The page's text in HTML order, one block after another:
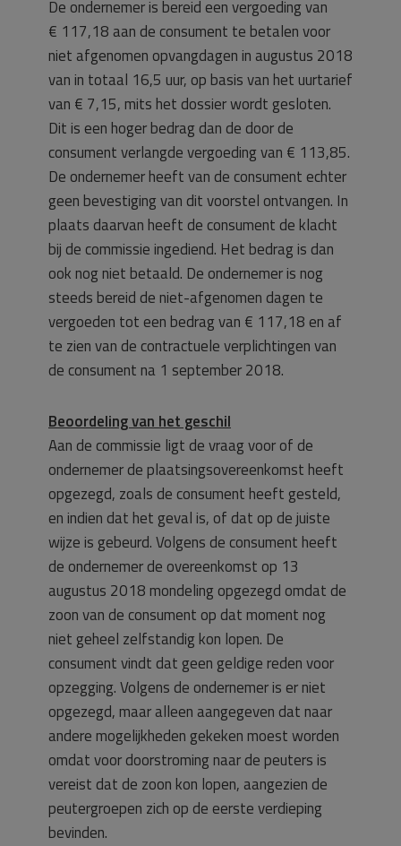
De ondernemer is bereid een vergoeding van
€ 117,18 aan de consument te betalen voor
niet afgenomen opvangdagen in augustus 2018
van in totaal 16,5 uur, op basis van het uurtarief
van € 7,15, mits het dossier wordt gesloten.
Dit is een hoger bedrag dan de door de
consument verlangde vergoeding van € 113,85.
De ondernemer heeft van de consument echter
geen bevestiging van dit voorstel ontvangen. In
plaats daarvan heeft de consument de klacht
bij de commissie ingediend. Het bedrag is dan
ook nog niet betaald. De ondernemer is nog
steeds bereid de niet-afgenomen dagen te
vergoeden tot een bedrag van € 117,18 en af
te zien van de contractuele verplichtingen van
de consument na 1 september 2018.
Beoordeling van het geschil
Aan de commissie ligt de vraag voor of de
ondernemer de plaatsingsovereenkomst heeft
opgezegd, zoals de consument heeft gesteld,
en indien dat het geval is, of dat op de juiste
wijze is gebeurd. Volgens de consument heeft
de ondernemer de overeenkomst op 13
augustus 2018 mondeling opgezegd omdat de
zoon van de consument op dat moment nog
niet geheel zelfstandig kon lopen. De
consument vindt dat geen geldige reden voor
opzegging. Volgens de ondernemer is er niet
opgezegd, maar alleen aangegeven dat naar
andere mogelijkheden gekeken moest worden
omdat voor doorstroming naar de peuters is
vereist dat de zoon kon lopen, aangezien de
peutergroepen zich op de eerste verdieping
bevinden.